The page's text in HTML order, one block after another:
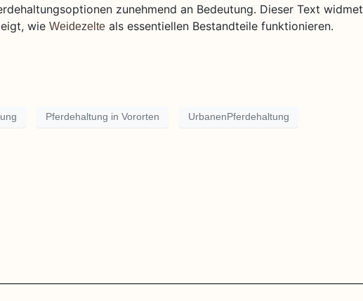
zunehmend an Bedeutung. Dieser Text widmet
wie Weidezelte als essentiellen Bestandteile funktionieren.
Pferdehaltung in Vororten UrbanenPferdehaltung